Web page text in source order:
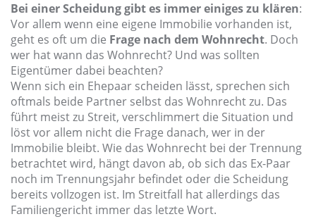
Bei einer Scheidung gibt es immer einiges zu klären:
Vor allem wenn eine eigene Immobilie vorhanden ist,
geht es oft um die Frage nach dem Wohnrecht. Doch
wer hat wann das Wohnrecht? Und was sollten
Eigentümer dabei beachten?
Wenn sich ein Ehepaar scheiden lässt, sprechen sich
oftmals beide Partner selbst das Wohnrecht zu. Das
führt meist zu Streit, verschlimmert die Situation und
löst vor allem nicht die Frage danach, wer in der
Immobilie bleibt. Wie das Wohnrecht bei der Trennung
betrachtet wird, hängt davon ab, ob sich das Ex-Paar
noch im Trennungsjahr befindet oder die Scheidung
bereits vollzogen ist. Im Streitfall hat allerdings das
Familiengericht immer das letzte Wort.